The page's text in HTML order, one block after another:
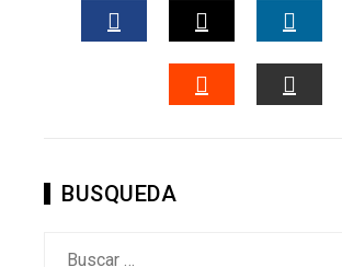
FACEBOOKTWITTER
BUSQUEDA